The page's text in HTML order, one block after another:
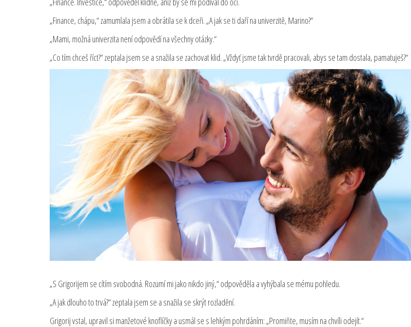
„Finance, chápu,“ zamumlala jsem a obrátila se k dceři. „A jak se ti daří na univerzitě, Marino?“
„Mami, možná univerzita není odpovědí na všechny otázky.“
„Co tím chceš říct?“ zeptala jsem se a snažila se zachovat klid. „Vždyť jsme tak tvrdě pracovali, abys se tam dostala, pamatuješ?“
„S Grigorijem se cítím svobodná. Rozumí mi jako nikdo jiný,“ odpověděla a vyhýbala se mému pohledu.
„A jak dlouho to trvá?“ zeptala jsem se a snažila se skrýt rozladění.
Grigorij vstal, upravil si manžetové knoflíčky a usmál se s lehkým pohrdáním: „Promiňte, musím na chvíli odejít.“